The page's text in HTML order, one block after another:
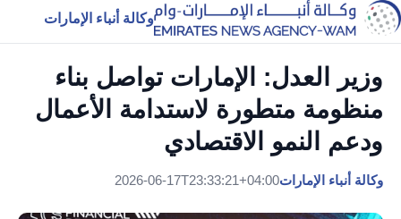
وكالة أنباء الإمارات
وزير العدل: الإمارات تواصل بناء
منظومة متطورة لاستدامة الأعمال
ودعم النمو الاقتصادي
وكالة أنباء الإمارات2026-06-17T23:33:21+04:00